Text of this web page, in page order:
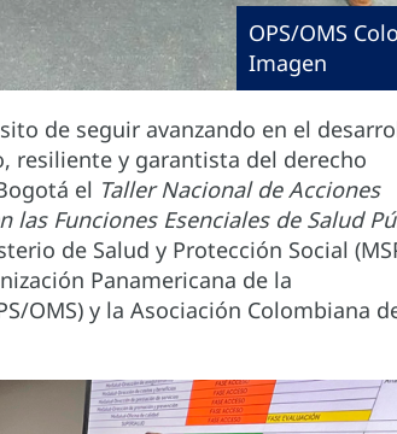
OPS/OMS
Imagen
de seguir avanzando en el
resiliente y garantista del derecho
el Taller Nacional de Acciones
Funciones Esenciales de Salud
de Salud y Protección Social
Panamericana de la
OMS) y la Asociación Colombiana